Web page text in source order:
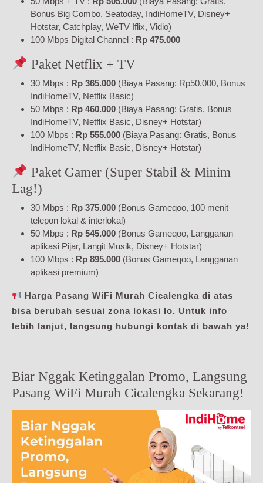
Bonus Big Combo, Seatoday, IndiHomeTV, Disney+
Hotstar, Catchplay, WeTV Iflix, Vidio)
100 Mbps Digital Channel : Rp 475.000
Paket Netflix + TV
30 Mbps : Rp 365.000 (Biaya Pasang: Rp50.000, Bonus
IndiHomeTV, Netflix Basic)
50 Mbps : Rp 460.000 (Biaya Pasang: Gratis, Bonus
IndiHomeTV, Netflix Basic, Disney+ Hotstar)
100 Mbps : Rp 555.000 (Biaya Pasang: Gratis, Bonus
IndiHomeTV, Netflix Basic, Disney+ Hotstar)
Paket Gamer (Super Stabil & Minim
Lag!)
30 Mbps : Rp 375.000 (Bonus Gameqoo, 100 menit
telepon lokal & interlokal)
50 Mbps : Rp 545.000 (Bonus Gameqoo, Langganan
aplikasi Pijar, Langit Musik, Disney+ Hotstar)
100 Mbps : Rp 895.000 (Bonus Gameqoo, Langganan
aplikasi premium)
Harga Pasang WiFi Murah Cicalengka di atas
bisa berubah sesuai zona lokasi lo. Untuk info
lebih lanjut, langsung hubungi kontak di bawah ya!
Biar Nggak Ketinggalan Promo, Langsung
Pasang WiFi Murah Cicalengka Sekarang!